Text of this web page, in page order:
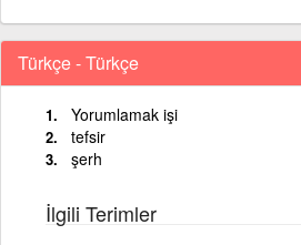
Türkçe - Türkçe
Yorumlamak işi
tefsir
şerh
İlgili Terimler